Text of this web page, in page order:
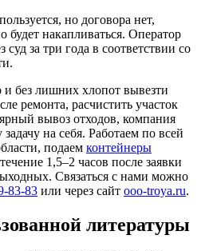
но договора нет,
будет накапливаться. Оператор
суд за три года в соответствии со
без лишних хлопот вывезти
ремонта, расчистить участок
вывоз отходов, компания
задачу на себя. Работаем по всей
подаем контейнеры
1,5–2 часов после заявки
Связаться с нами можно
83-83 или через сайт ooo-troya.ru.
литературы